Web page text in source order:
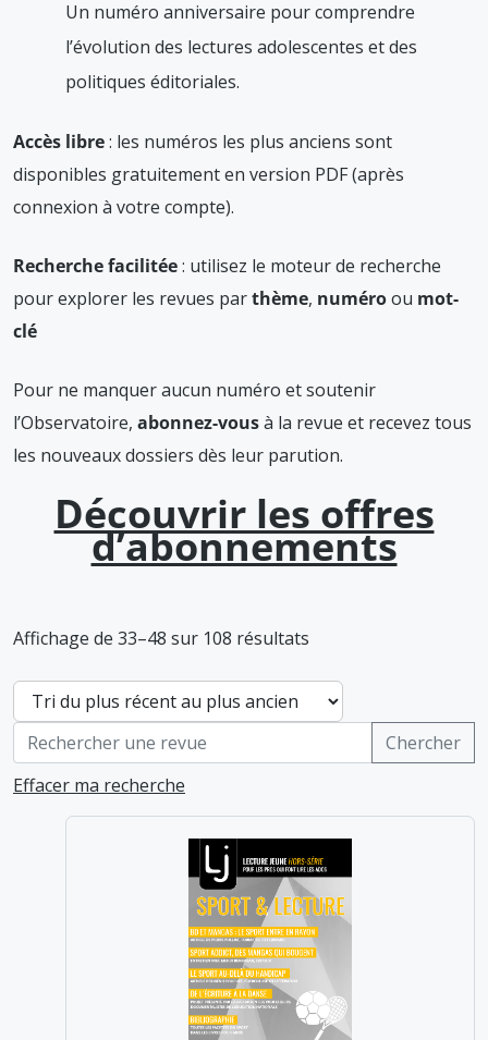
Un numéro anniversaire pour comprendre
l’évolution des lectures adolescentes et des
politiques éditoriales.
Accès libre: les numéros les plus anciens sont
disponibles gratuitement en version PDF (après
connexion à votre compte).
Recherche facilitée: utilisez le moteur de recherche
pour explorer les revues parthème, numéroou mot-
clé
Pour ne manquer aucun numéro et soutenir
l’Observatoire, abonnez-vousà la revue et recevez tous
les nouveaux dossiers dès leur parution.
Découvrir les offres
d’abonnements
Affichage de 33–48 sur 108 résultats
Effacer ma recherche